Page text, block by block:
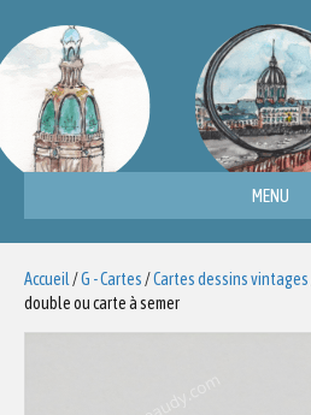
MENU
Accueil /G - Cartes /Cartes dessins vintages
double ou carte à semer